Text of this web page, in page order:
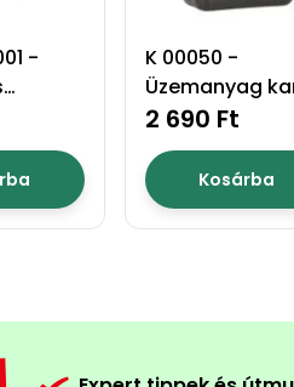
-
K 00050 -
Üzemanyag
5l
2 690 Ft
Kosárba